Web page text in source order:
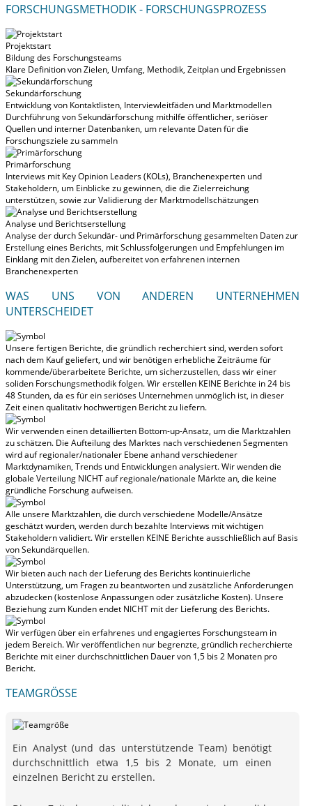
FORSCHUNGSMETHODIK - FORSCHUNGSPROZESS
Projektstart
Bildung des Forschungsteams
Klare Definition von Zielen, Umfang, Methodik, Zeitplan und Ergebnissen
Sekundärforschung
Entwicklung von Kontaktlisten, Interviewleitfäden und Marktmodellen
Durchführung von Sekundärforschung mithilfe öffentlicher, seriöser
Quellen und interner Datenbanken, um relevante Daten für die
Forschungsziele zu sammeln
Primärforschung
Interviews mit Key Opinion Leaders (KOLs), Branchenexperten und
Stakeholdern, um Einblicke zu gewinnen, die die Zielerreichung
unterstützen, sowie zur Validierung der Marktmodellschätzungen
Analyse und Berichtserstellung
Analyse der durch Sekundär- und Primärforschung gesammelten Daten zur
Erstellung eines Berichts, mit Schlussfolgerungen und Empfehlungen im
Einklang mit den Zielen, aufbereitet von erfahrenen internen
Branchenexperten
WAS UNS VON ANDEREN UNTERNEHMEN
UNTERSCHEIDET
Unsere fertigen Berichte, die gründlich recherchiert sind, werdensofort
nach dem Kauf geliefert, und wir benötigen erhebliche Zeiträume für
kommende/überarbeitete Berichte, um sicherzustellen, dass wir einer
soliden Forschungsmethodik folgen.Wir erstellen KEINE Berichte in 24 bis
48 Stunden, da es für ein seriöses Unternehmen unmöglich ist, in dieser
Zeit einen qualitativ hochwertigen Bericht zu liefern.
Wir verwenden einen detaillierten Bottom-up-Ansatz, um die Marktzahlen
zu schätzen. Die Aufteilung des Marktes nach verschiedenen Segmenten
wird auf regionaler/nationaler Ebene anhand verschiedener
Marktdynamiken, Trends und Entwicklungen analysiert.Wir wenden die
globale Verteilung NICHT auf regionale/nationale Märkte an, die keine
gründliche Forschung aufweisen.
Alle unsere Marktzahlen, die durch verschiedene Modelle/Ansätze
geschätzt wurden, werden durch bezahlte Interviews mit wichtigen
Stakeholdern validiert.Wir erstellen KEINE Berichte ausschließlich auf Basis
von Sekundärquellen.
Wir bieten auch nach der Lieferung des Berichts kontinuierliche
Unterstützung, um Fragen zu beantworten und zusätzliche Anforderungen
abzudecken (kostenlose Anpassungen oder zusätzliche Kosten). Unsere
Beziehung zum Kunden endet NICHT mit der Lieferung des Berichts.
Wir verfügen über ein erfahrenes und engagiertes Forschungsteam in
jedem Bereich. Wir veröffentlichen nur begrenzte, gründlich recherchierte
Berichte miteiner durchschnittlichen Dauer von 1,5 bis 2 Monaten pro
Bericht.
TEAMGRÖSSE
Ein Analyst (und das unterstützende Team) benötigt
durchschnittlich etwa 1,5 bis 2 Monate, um einen
einzelnen Bericht zu erstellen.